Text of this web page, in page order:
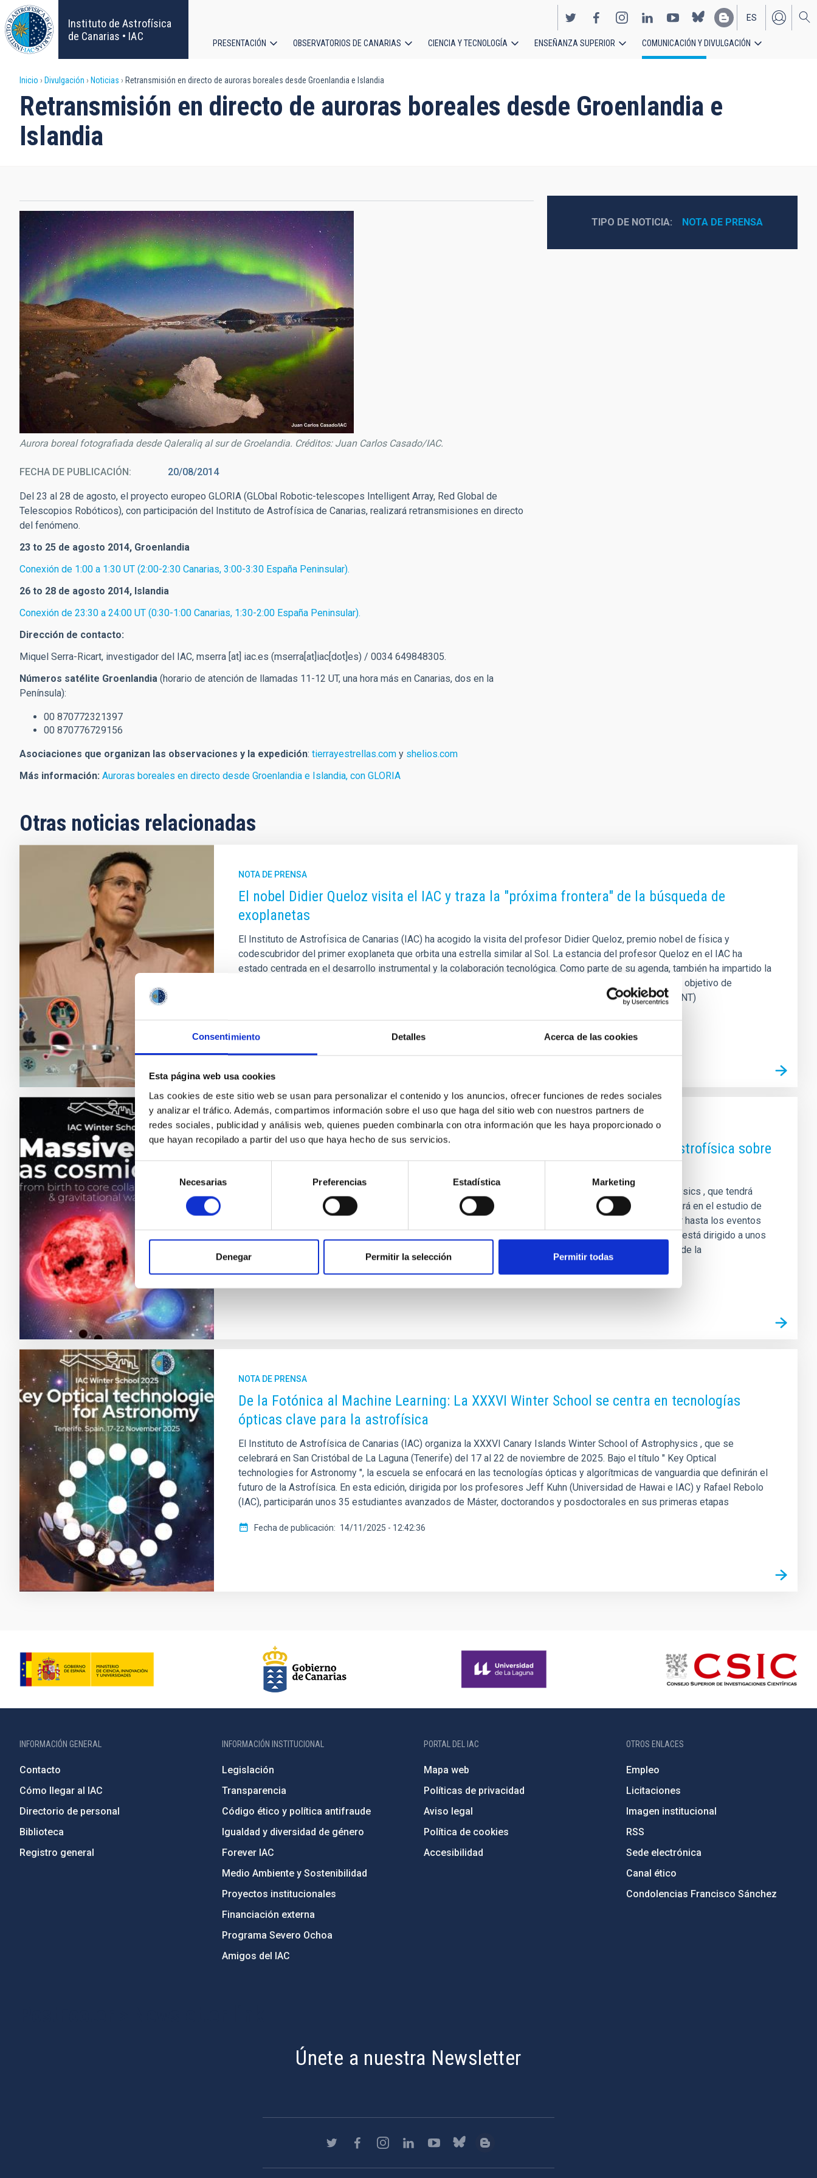
Consentimiento Detalles Acerca de las cookies
Esta página web usa cookies
Las cookies de este sitio web se usan para personalizar el contenido y los anuncios, ofrecer funciones de redes sociales
y analizar el tráfico. Además, compartimos información sobre el uso que haga del sitio web con nuestros partners de
redes sociales, publicidad y análisis web, quienes pueden combinarla con otra información que les haya proporcionado o
que hayan recopilado a partir del uso que haya hecho de sus servicios.
Selección
de
consentimiento
Necesarias Preferencias Estadística Marketing
Denegar Permitir la selección Permitir todas
Pasar
al
contenido
principal
Instituto de Astrofísica
de Canarias • IAC
EN
ES
principal
PRESENTACIÓN OBSERVATORIOS DE CANARIAS CIENCIA Y TECNOLOGÍA ENSEÑANZA SUPERIOR COMUNICACIÓN Y DIVULGACIÓN
Sobrescribir
enlaces
de
a
la
navegación
Inicio Divulgación Noticias Retransmisión en directo de auroras boreales desde Groenlandia e Islandia
Retransmisión en directo de auroras boreales desde Groenlandia e
Islandia
Aurora boreal fotografiada desde Qaleraliq al sur de Groelandia. Créditos: Juan Carlos Casado/IAC.
FECHA DE PUBLICACIÓN 20/08/2014
Del 23 al 28 de agosto, el proyecto europeo GLORIA (GLObal Robotic-telescopes Intelligent Array, Red Global de
Telescopios Robóticos), con participación del Instituto de Astrofísica de Canarias, realizará retransmisiones en directo
del fenómeno.
23 to 25 de agosto 2014, Groenlandia
Conexión de 1:00 a 1:30 UT (2:00-2:30 Canarias, 3:00-3:30 España Peninsular).
26 to 28 de agosto 2014, Islandia
Conexión de 23:30 a 24:00 UT (0:30-1:00 Canarias, 1:30-2:00 España Peninsular).
Dirección de contacto:
Miquel Serra-Ricart, investigador del IAC, mserra [at] iac.es (mserra[at]iac[dot]es) / 0034 649848305.
Números satélite Groenlandia (horario de atención de llamadas 11-12 UT, una hora más en Canarias, dos en la
Península):
00 870772321397
00 870776729156
Asociaciones que organizan las observaciones y la expedición: tierrayestrellas.com y shelios.com
Más información: Auroras boreales en directo desde Groenlandia e Islandia, con GLORIA
TIPO DE NOTICIA NOTA DE PRENSA
Otras noticias relacionadas
NOTA DE PRENSA
El nobel Didier Queloz visita el IAC y traza la "próxima frontera" de la búsqueda de
exoplanetas
El Instituto de Astrofı́sica de Canarias (IAC) ha acogido la visita del profesor Didier Queloz, premio nobel de fı́sica y
codescubridor del primer exoplaneta que orbita una estrella similar al Sol. La estancia del profesor Queloz en el IAC ha
estado centrada en el desarrollo instrumental y la colaboración tecnológica. Como parte de su agenda, también ha impartido la
conferencia “Exoplanetas: la próxima frontera” en el Aula del IAC. El investigador ha visitado el IAC con el objetivo de
supervisar la instalación de un nuevo espectrógrafo de alta estabilidad en el Telescopio Isaac Newton (INT)
Fecha de publicación 24/10/2025 - 19:17:43
NOTA DE PRENSA
El IAC se prepara para la celebración de la XXXVII Escuela de Invierno de Astrofísica sobre
El Instituto de Astrofísica de Canarias (IAC) organiza la XXXVII Canary Islands Winter School of Astrophysics , que tendrá
lugar en San Cristóbal de La Laguna (Tenerife) del 16 al 27 de noviembre de 2026. Esta edición se centrará en el estudio de
las estrellas masivas como herramientas para comprender procesos que van desde la formación estelar hasta los eventos
de ondas gravitacionales y las explosiones de supernova por colapso del núcleo. El programa formativo está dirigido a unos
75 estudiantes de máster avanzado, doctorado e investigadores postdoctorales en sus primeras fases de la
Fecha de publicación 05/05/2026 - 09:52:46
NOTA DE PRENSA
De la Fotónica al Machine Learning: La XXXVI Winter School se centra en tecnologías
ópticas clave para la astrofísica
El Instituto de Astrofísica de Canarias (IAC) organiza la XXXVI Canary Islands Winter School of Astrophysics , que se
celebrará en San Cristóbal de La Laguna (Tenerife) del 17 al 22 de noviembre de 2025. Bajo el título " Key Optical
technologies for Astronomy ", la escuela se enfocará en las tecnologías ópticas y algorítmicas de vanguardia que definirán el
futuro de la Astrofísica. En esta edición, dirigida por los profesores Jeff Kuhn (Universidad de Hawai e IAC) y Rafael Rebolo
(IAC), participarán unos 35 estudiantes avanzados de Máster, doctorandos y posdoctorales en sus primeras etapas
Fecha de publicación 14/11/2025 - 12:42:36
INFORMACIÓN GENERAL
Contacto
Cómo llegar al IAC
Directorio de personal
Biblioteca
Registro general
INFORMACIÓN INSTITUCIONAL
Legislación
Transparencia
Código ético y política antifraude
Igualdad y diversidad de género
Forever IAC
Medio Ambiente y Sostenibilidad
Proyectos institucionales
Financiación externa
Programa Severo Ochoa
Amigos del IAC
PORTAL DEL IAC
Mapa web
Políticas de privacidad
Aviso legal
Política de cookies
Accesibilidad
OTROS ENLACES
Empleo
Licitaciones
Imagen institucional
RSS
Sede electrónica
Canal ético
Condolencias Francisco Sánchez
Únete a nuestra Newsletter